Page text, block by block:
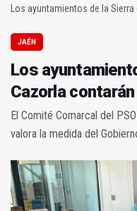
Los ayuntamientos de la
JAÉN
Los
Cazorla
El Comité Comarcal del
valora la medida del